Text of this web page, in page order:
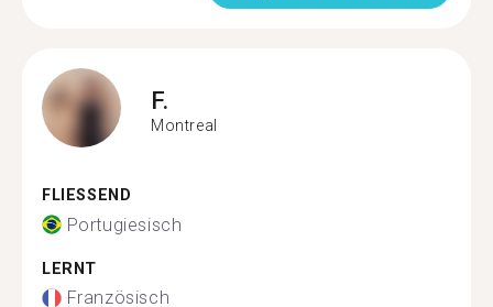
F.
Montreal
FLIESSEND
Portugiesisch
LERNT
Französisch